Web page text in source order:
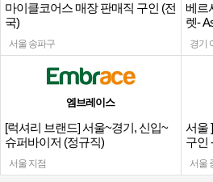
마이클코어스 매장 판매직 구인 (전
국)
서울 송파구
베르
렛-
채용
경기
엠브레이스
[럭셔리 브랜드] 서울~경기, 신입~
슈퍼바이저 (정규직)
서울 지점
서울
구인
서울